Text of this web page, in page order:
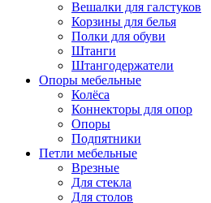
Вешалки для галстуков
Корзины для белья
Полки для обуви
Штанги
Штангодержатели
Опоры мебельные
Колёса
Коннекторы для опор
Опоры
Подпятники
Петли мебельные
Врезные
Для стекла
Для столов